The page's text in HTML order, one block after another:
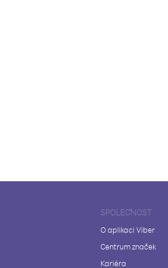
SPOLEČNOST
O aplikaci Viber
Centrum značek
Kariéra